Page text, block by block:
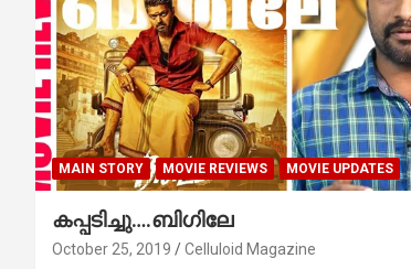
MAIN STORY MOVIE REVIEWS MOVIE UPDATES
കപ്പടിച്ചു….ബിഗിലേ
October 25, 2019 Celluloid Magazine